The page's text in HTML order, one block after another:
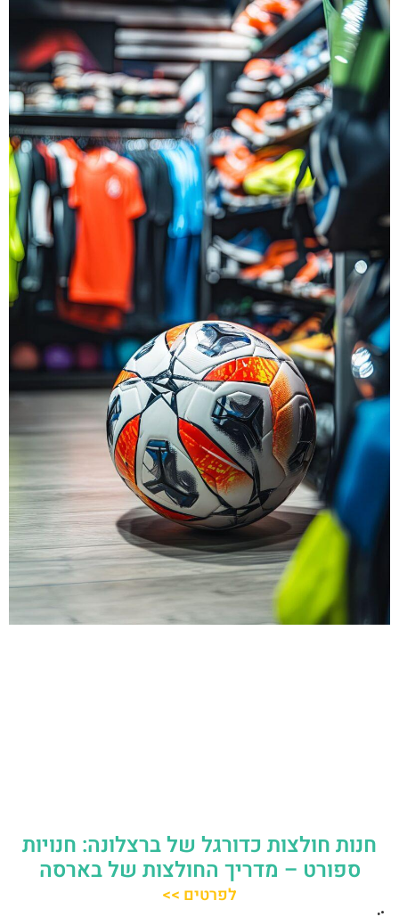
חנות חולצות כדורגל של ברצלונה: חנויות
ספורט – מדריך החולצות של בארסה
לפרטים >>